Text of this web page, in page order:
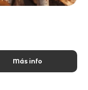
Más info